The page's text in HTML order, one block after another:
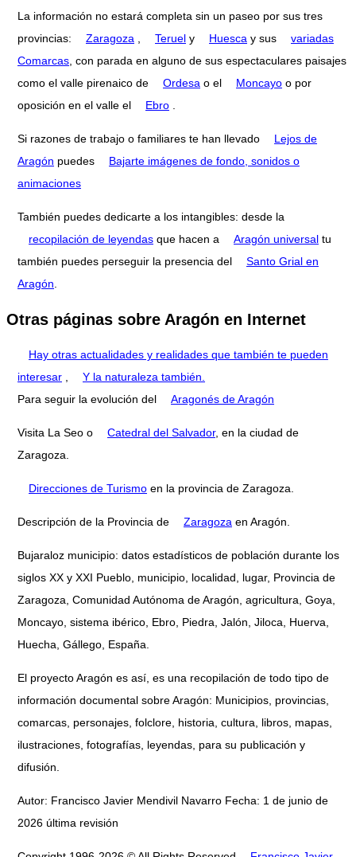
La información no estará completa sin un paseo por sus tres
provincias:
Zaragoza Teruel y Huesca y sus
variadas
Comarcas , con parada en alguno de sus espectaculares paisajes
como el valle pirenaico de
Ordesa o el Moncayo o por
oposición en el valle el
Ebro
Si razones de trabajo o familiares te han llevado
Lejos de
Aragón puedes
Bajarte imágenes de fondo, sonidos o
animaciones
También puedes dedicarte a los intangibles: desde la
recopilación de leyendas que hacen a Aragón universal tu
también puedes perseguir la presencia del
Santo Grial en
Aragón
Otras páginas sobre Aragón en Internet
Hay otras actualidades y realidades que también te pueden
interesar
Y la naturaleza también.
Para seguir la evolución del
Aragonés de Aragón
Visita La Seo o Catedral del Salvador, en la ciudad de
Zaragoza.
Direcciones de Turismo en la provincia de Zaragoza.
Descripción de la Provincia de Zaragoza en Aragón.
Bujaraloz municipio: datos estadísticos de población durante los
siglos XX y XXI Pueblo, municipio, localidad, lugar, Provincia de
Zaragoza, Comunidad Autónoma de Aragón, agricultura, Goya,
Moncayo, sistema ibérico, Ebro, Piedra, Jalón, Jiloca, Huerva,
Huecha, Gállego, España.
El proyecto Aragón es así, es una recopilación de todo tipo de
información documental sobre Aragón: Municipios, provincias,
comarcas, personajes, folclore, historia, cultura, libros, mapas,
ilustraciones, fotografías, leyendas, para su publicación y
difusión.
Autor: Francisco Javier Mendivil Navarro Fecha: 1 de junio de
2026 última revisión